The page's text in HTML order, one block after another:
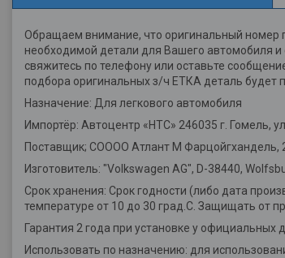
Обращаем внимание, что оригинальный номер
необходимой детали для Вашего автомобиля
свяжитесь по телефону или оставьте
подбора оригинальных з/ч ЕТКА деталь будет
Назначение: Для легкового автомобиля
Импортёр: Автоцентр «НТС» 246035 г. Гомель,
Поставщик; СОООО Атлант М Фарцойгхандель,
Изготовитель: "Volkswagen AG", D-38440,
Срок хранения: Срок годности (либо дата
температуре от 10 до 30 град.С. Защищать от
Гарантия 2 года при установке у
Использовать по назначению: для